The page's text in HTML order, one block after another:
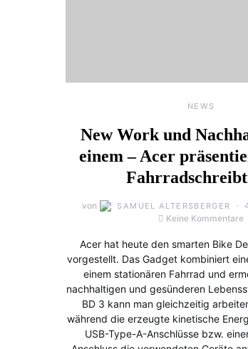
NEWS
New Work und
einem – Acer
von SAMUEL ALTERSBERGER
Keine Kommentare
Acer hat heute den smarten Bike
vorgestellt. Das Gadget kombiniert
einem stationären Fahrrad und
nachhaltigen und gesünderen
BD 3 kann man gleichzeitig
während die erzeugte kinetische
USB-Type-A-Anschlüsse bzw.